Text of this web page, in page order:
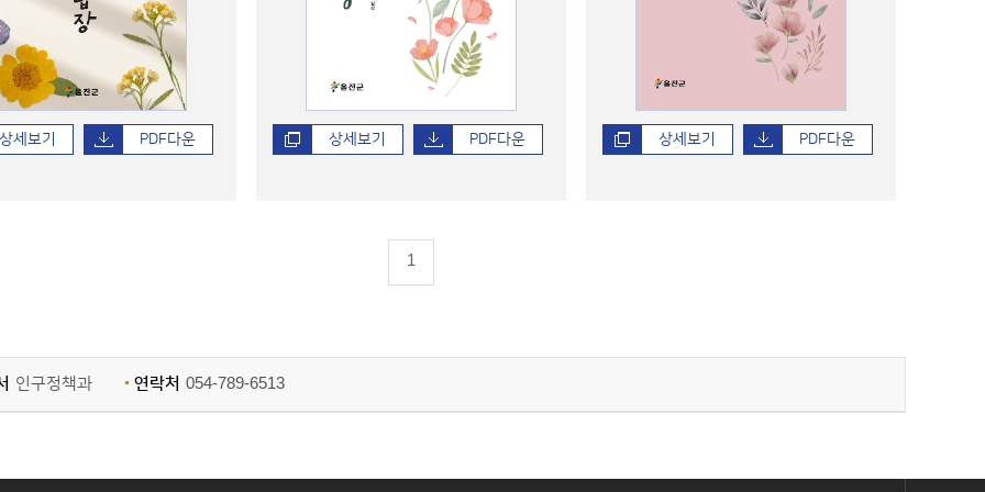
상세보기 PDF다운 상세보기 PDF다운 상세보기 PDF다운
1
인구정책과 연락처 054-789-6513